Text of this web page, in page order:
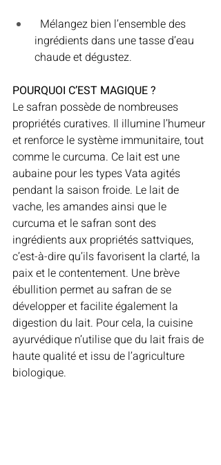
ingrédients dans une tasse d’eau
chaude et dégustez.
POURQUOI C’EST MAGIQUE ?
Le safran possède de nombreuses
propriétés curatives. Il illumine l’humeur
et renforce le système immunitaire, tout
comme le curcuma. Ce lait est une
aubaine pour les types Vata agités
pendant la saison froide. Le lait de
vache, les amandes ainsi que le
curcuma et le safran sont des
ingrédients aux propriétés sattviques,
c’est-à-dire qu’ils favorisent la clarté, la
paix et le contentement. Une brève
ébullition permet au safran de se
développer et facilite également la
digestion du lait. Pour cela, la cuisine
ayurvédique n’utilise que du lait frais de
haute qualité et issu de l’agriculture
biologique.